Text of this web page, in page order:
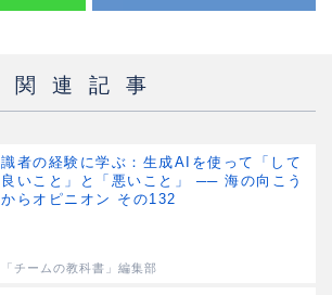
関連記事
識者の経験に学ぶ：生成AIを使って「して
良いこと」と「悪いこと」 ── 海の向こう
からオピニオン その132
「チームの教科書」編集部